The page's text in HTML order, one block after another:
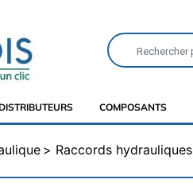
DISTRIBUTEURS COMPOSANTS
Raccords hydrauliques